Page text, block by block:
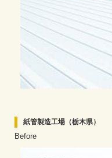
紙管製造工場（栃木県）
Before